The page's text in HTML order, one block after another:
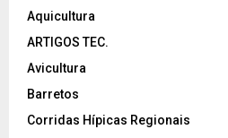
Aquicultura
ARTIGOS TEC.
Avicultura
Barretos
Corridas Hípicas Regionais